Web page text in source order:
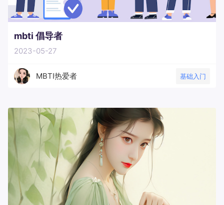
mbti 倡导者
2023-05-27
MBTI热爱者 基础入门